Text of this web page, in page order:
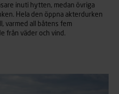
inuti hytten, medan övriga
Hela den öppna akterdurken
varmed all båtens fem
från väder och vind.